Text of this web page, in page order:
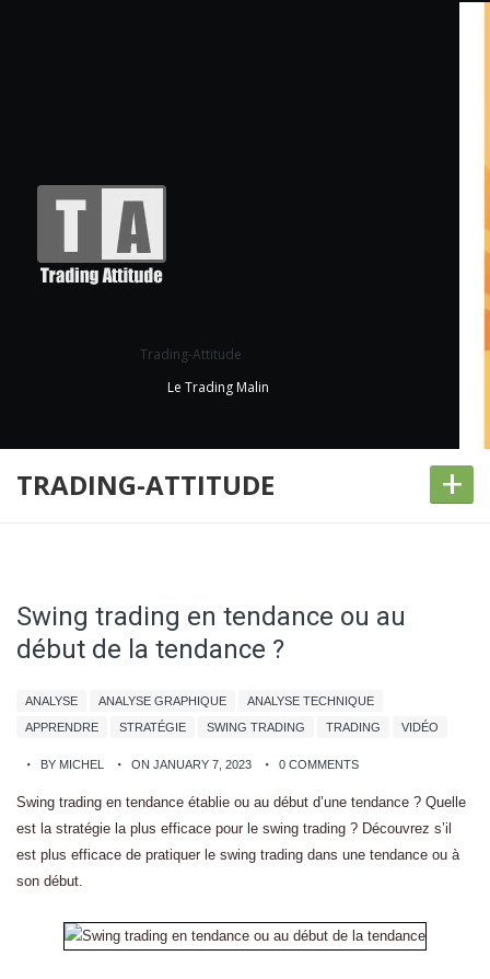
Trading-Attitude
Le Trading Malin
TRADING-ATTITUDE +
Swing trading en tendance ou au
début de la tendance ?
ANALYSE ANALYSE GRAPHIQUE
ANALYSE TECHNIQUE
APPRENDRE
STRATÉGIE SWING TRADING TRADING VIDÉO
BY MICHEL ON JANUARY 7, 2023 0 COMMENTS
Swing trading en tendance établie ou au début d’une tendance ? Quelle
est la stratégie la plus efficace pour le swing trading ? Découvrez s’il
est plus efficace de pratiquer le swing trading dans une tendance ou à
son début.